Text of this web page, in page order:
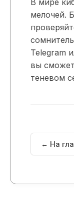
мелочей.
Telegram
вы
теневом
← На